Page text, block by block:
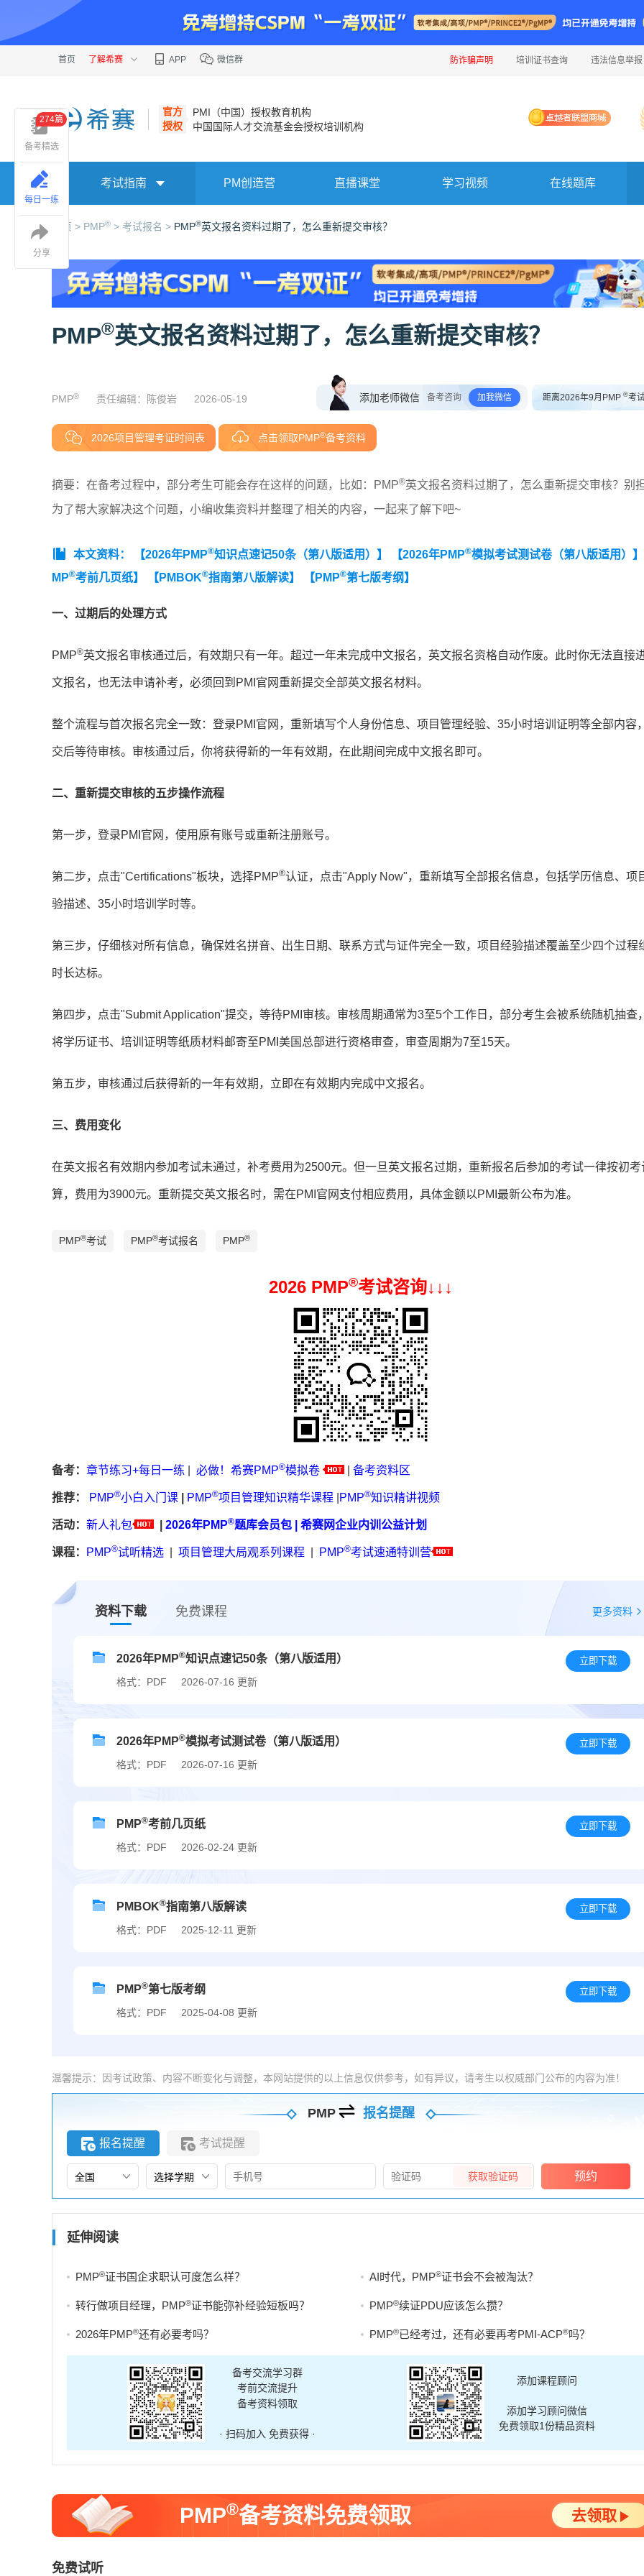
首页 了解希赛 APP 微信群 防诈骗声明 培训证书查询 违法信息举报
官方
授权
PMI（中国）授权教育机构
中国国际人才交流基金会授权培训机构
考试指南 PM创造营 直播课堂 学习视频 在线题库
首页 > PMP® > 考试报名 > PMP®英文报名资料过期了，怎么重新提交审核？
PMP®英文报名资料过期了，怎么重新提交审核？
PMP® 责任编辑：陈俊岩 2026-05-19 添加老师微信 备考咨询 加我微信 距离2026年9月PMP ®考
2026项目管理考证时间表 点击领取PMP®备考资料
摘要：在备考过程中，部分考生可能会存在这样的问题，比如：PMP®英文报名资料过期了，怎么重新提交审核？别
为了帮大家解决这个问题，小编收集资料并整理了相关的内容，一起来了解下吧~
本文资料： 【2026年PMP®知识点速记50条（第八版适用）】 【2026年PMP®模拟考试测试卷（第八版适用）】
MP®考前几页纸】 【PMBOK®指南第八版解读】 【PMP®第七版考纲】
一、过期后的处理方式
PMP®英文报名审核通过后，有效期只有一年。超过一年未完成中文报名，英文报名资格自动作废。此时你无法直接
文报名，也无法申请补考，必须回到PMI官网重新提交全部英文报名材料。
整个流程与首次报名完全一致：登录PMI官网，重新填写个人身份信息、项目管理经验、35小时培训证明等全部内容
交后等待审核。审核通过后，你将获得新的一年有效期，在此期间完成中文报名即可。
二、重新提交审核的五步操作流程
第一步，登录PMI官网，使用原有账号或重新注册账号。
第二步，点击"Certifications"板块，选择PMP®认证，点击"Apply Now"，重新填写全部报名信息，包括学历信息、项
验描述、35小时培训学时等。
第三步，仔细核对所有信息，确保姓名拼音、出生日期、联系方式与证件完全一致，项目经验描述覆盖至少四个过程
时长达标。
第四步，点击"Submit Application"提交，等待PMI审核。审核周期通常为3至5个工作日，部分考生会被系统随机抽查
将学历证书、培训证明等纸质材料邮寄至PMI美国总部进行资格审查，审查周期为7至15天。
第五步，审核通过后获得新的一年有效期，立即在有效期内完成中文报名。
三、费用变化
在英文报名有效期内参加考试未通过，补考费用为2500元。但一旦英文报名过期，重新报名后参加的考试一律按初考
算，费用为3900元。重新提交英文报名时，需在PMI官网支付相应费用，具体金额以PMI最新公布为准。
PMP®考试 PMP®考试报名 PMP®
2026 PMP®考试咨询↓ ↓ ↓
备考： 章节练习+每日一练 必做！希赛PMP®模拟卷 备考资料区
推荐： PMP®小白入门课 PMP®项目管理知识精华课程 PMP®知识精讲视频
活动： 新人礼包 2026年PMP®题库会员包 希赛网企业内训公益计划
课程： PMP®试听精选 项目管理大局观系列课程 PMP®考试速通特训营
资料下载 免费课程 更多资料
2026年PMP®知识点速记50条（第八版适用）
格式：PDF 2026-07-16 更新
立即下载
2026年PMP®模拟考试测试卷（第八版适用）
格式：PDF 2026-07-16 更新
立即下载
PMP®考前几页纸
格式：PDF 2026-02-24 更新
立即下载
PMBOK®指南第八版解读
格式：PDF 2025-12-11 更新
立即下载
PMP®第七版考纲
格式：PDF 2025-04-08 更新
立即下载
温馨提示：因考试政策、内容不断变化与调整，本网站提供的以上信息仅供参考，如有异议，请考生以权威部门公布的内容为准！
PMP 报名提醒
报名提醒 考试提醒
获取验证码 预约
延伸阅读
PMP®证书国企求职认可度怎么样？ AI时代，PMP®证书会不会被淘汰？
转行做项目经理，PMP®证书能弥补经验短板吗？ PMP®续证PDU应该怎么攒？
2026年PMP®还有必要考吗？ PMP®已经考过，还有必要再考PMI-ACP®吗？
备考交流学习群
考前交流提升
备考资料领取
· 扫码加入 免费获得 ·
添加课程顾问
添加学习顾问微信
免费领取1份精品资料
PMP®备考资料免费领取 去领取
免费试听
备考精选
274篇
每日一练
分享